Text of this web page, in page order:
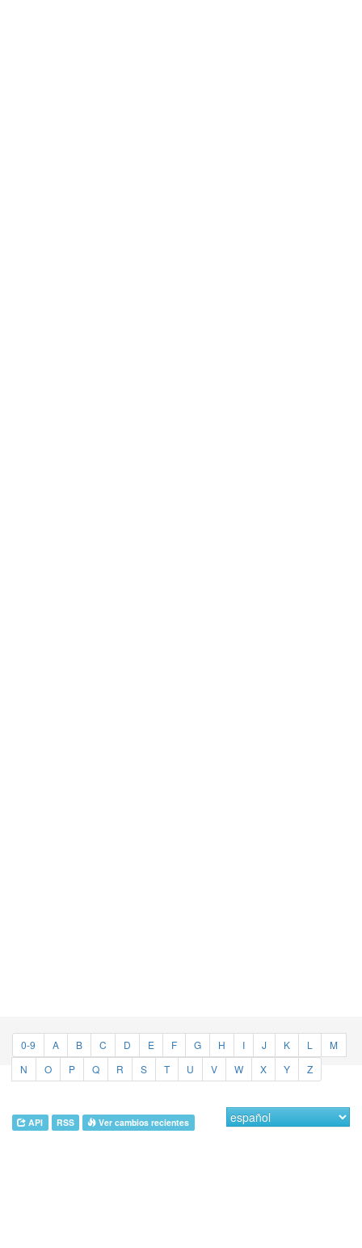
0-9 A B C D E F G H I J K L
M
N
O P Q R S T U V W X Y Z
API RSS Ver cambios recientes